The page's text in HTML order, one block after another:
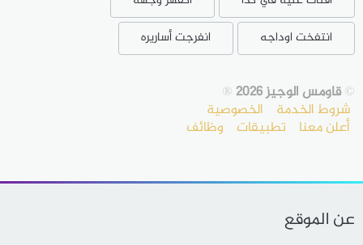
انتفخت اوداجه
انفرجت أساريره
©قاومس الوجيز 2026 ®
شروط الخدمة الخصوصية
أعلن معنا تطبيقات وظائف
عن الموقع